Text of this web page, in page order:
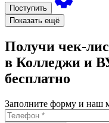
Поступить
Показать ещё
Получи чек-
в Колледжи и
бесплатно
Заполните форму и наш